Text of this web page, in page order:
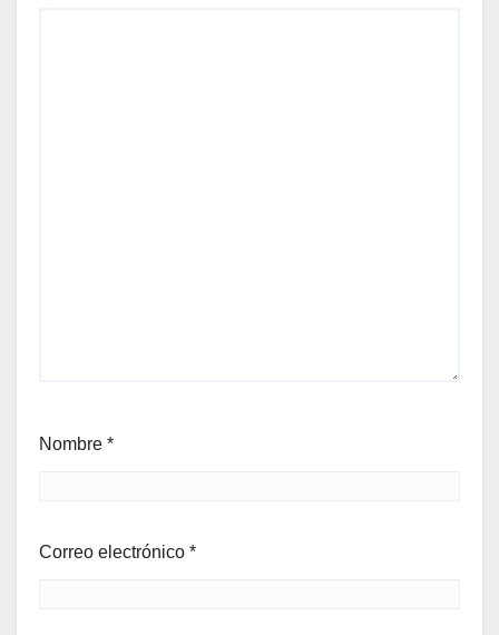
Nombre *
Correo electrónico *